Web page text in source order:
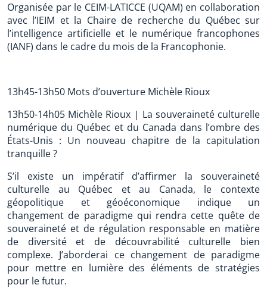
Organisée par le CEIM-LATICCE (UQAM) en collaboration
avec l’IEIM et la Chaire de recherche du Québec sur
l’intelligence artificielle et le numérique francophones
(IANF) dans le cadre du mois de la Francophonie.
13h45-13h50 Mots d’ouverture Michèle Rioux
13h50-14h05 Michèle Rioux | La souveraineté culturelle
numérique du Québec et du Canada dans l’ombre des
États-Unis : Un nouveau chapitre de la capitulation
tranquille ?
S’il existe un impératif d’affirmer la souveraineté
culturelle au Québec et au Canada, le contexte
géopolitique et géoéconomique indique un
changement de paradigme qui rendra cette quête de
souveraineté et de régulation responsable en matière
de diversité et de découvrabilité culturelle bien
complexe. J’aborderai ce changement de paradigme
pour mettre en lumière des éléments de stratégies
pour le futur.